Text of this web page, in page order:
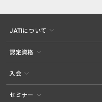
JATIについて
認定資格
入会
セミナー